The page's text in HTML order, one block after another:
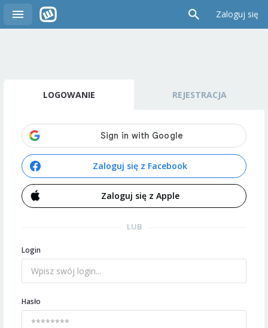
Zaloguj się
LOGOWANIE REJESTRACJA
Zaloguj się z Facebook
Zaloguj się z Apple
LUB
Login
Hasło